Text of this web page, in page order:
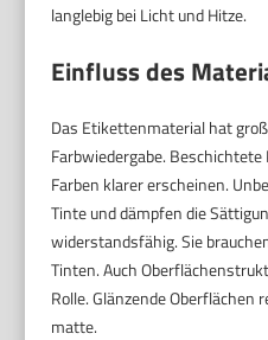
langlebig bei Licht und Hitze.
Einfluss des
Das Etikettenmaterial hat
Farbwiedergabe. Beschichtete
Farben klarer erscheinen.
Tinte und dämpfen die
widerstandsfähig. Sie
Tinten. Auch
Rolle. Glänzende
matte.